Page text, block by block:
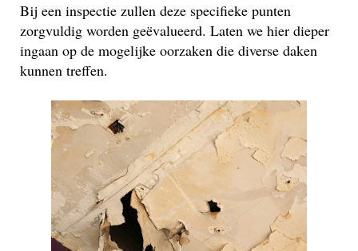
Bij een inspectie zullen deze specifieke punten
zorgvuldig worden geëvalueerd. Laten we hier dieper
ingaan op de mogelijke oorzaken die diverse daken
kunnen treffen.